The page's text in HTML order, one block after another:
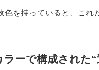
を持っていると、これ
ーで構成された